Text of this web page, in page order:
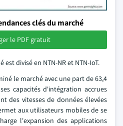
clés du marché
le PDF gratuit
divisé en NTN-NR et NTN-IoT.
le marché avec une part de 63,4
capacités d'intégration accrues
des vitesses de données élevées
aux utilisateurs mobiles de se
l'expansion des applications